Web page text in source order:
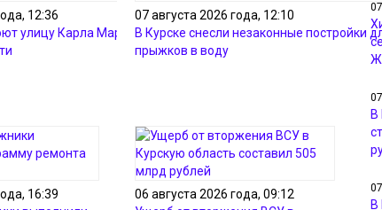
12:36
улицу Карла Маркса из-за
07 августа 2026 года, 12:10
В Курске снесли незаконные постройки
прыжков в воду
16:39
06 августа 2026 года, 09:12
В
В